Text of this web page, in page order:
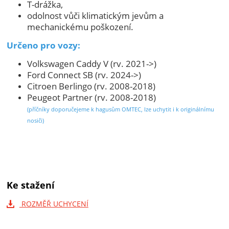
T-drážka,
odolnost vůči klimatickým jevům a
mechanickému poškození.
Určeno pro vozy:
Volkswagen Caddy V (rv. 2021->)
Ford Connect SB (rv. 2024->)
Citroen Berlingo (rv. 2008-2018)
Peugeot Partner (rv. 2008-2018)
(příčníky doporučejeme k hagusům OMTEC, lze uchytit i k originálnímu
nosiči)
Ke stažení
ROZMĚŘ UCHYCENÍ